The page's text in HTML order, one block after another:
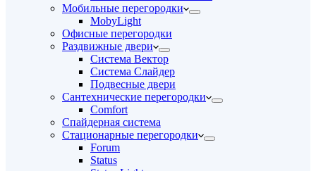
Мобильные перегородки
MobyLight
Офисные перегородки
Раздвижные двери
Система Вектор
Система Слайдер
Подвесные двери
Сантехнические перегородки
Comfort
Спайдерная система
Стационарные перегородки
Forum
Status